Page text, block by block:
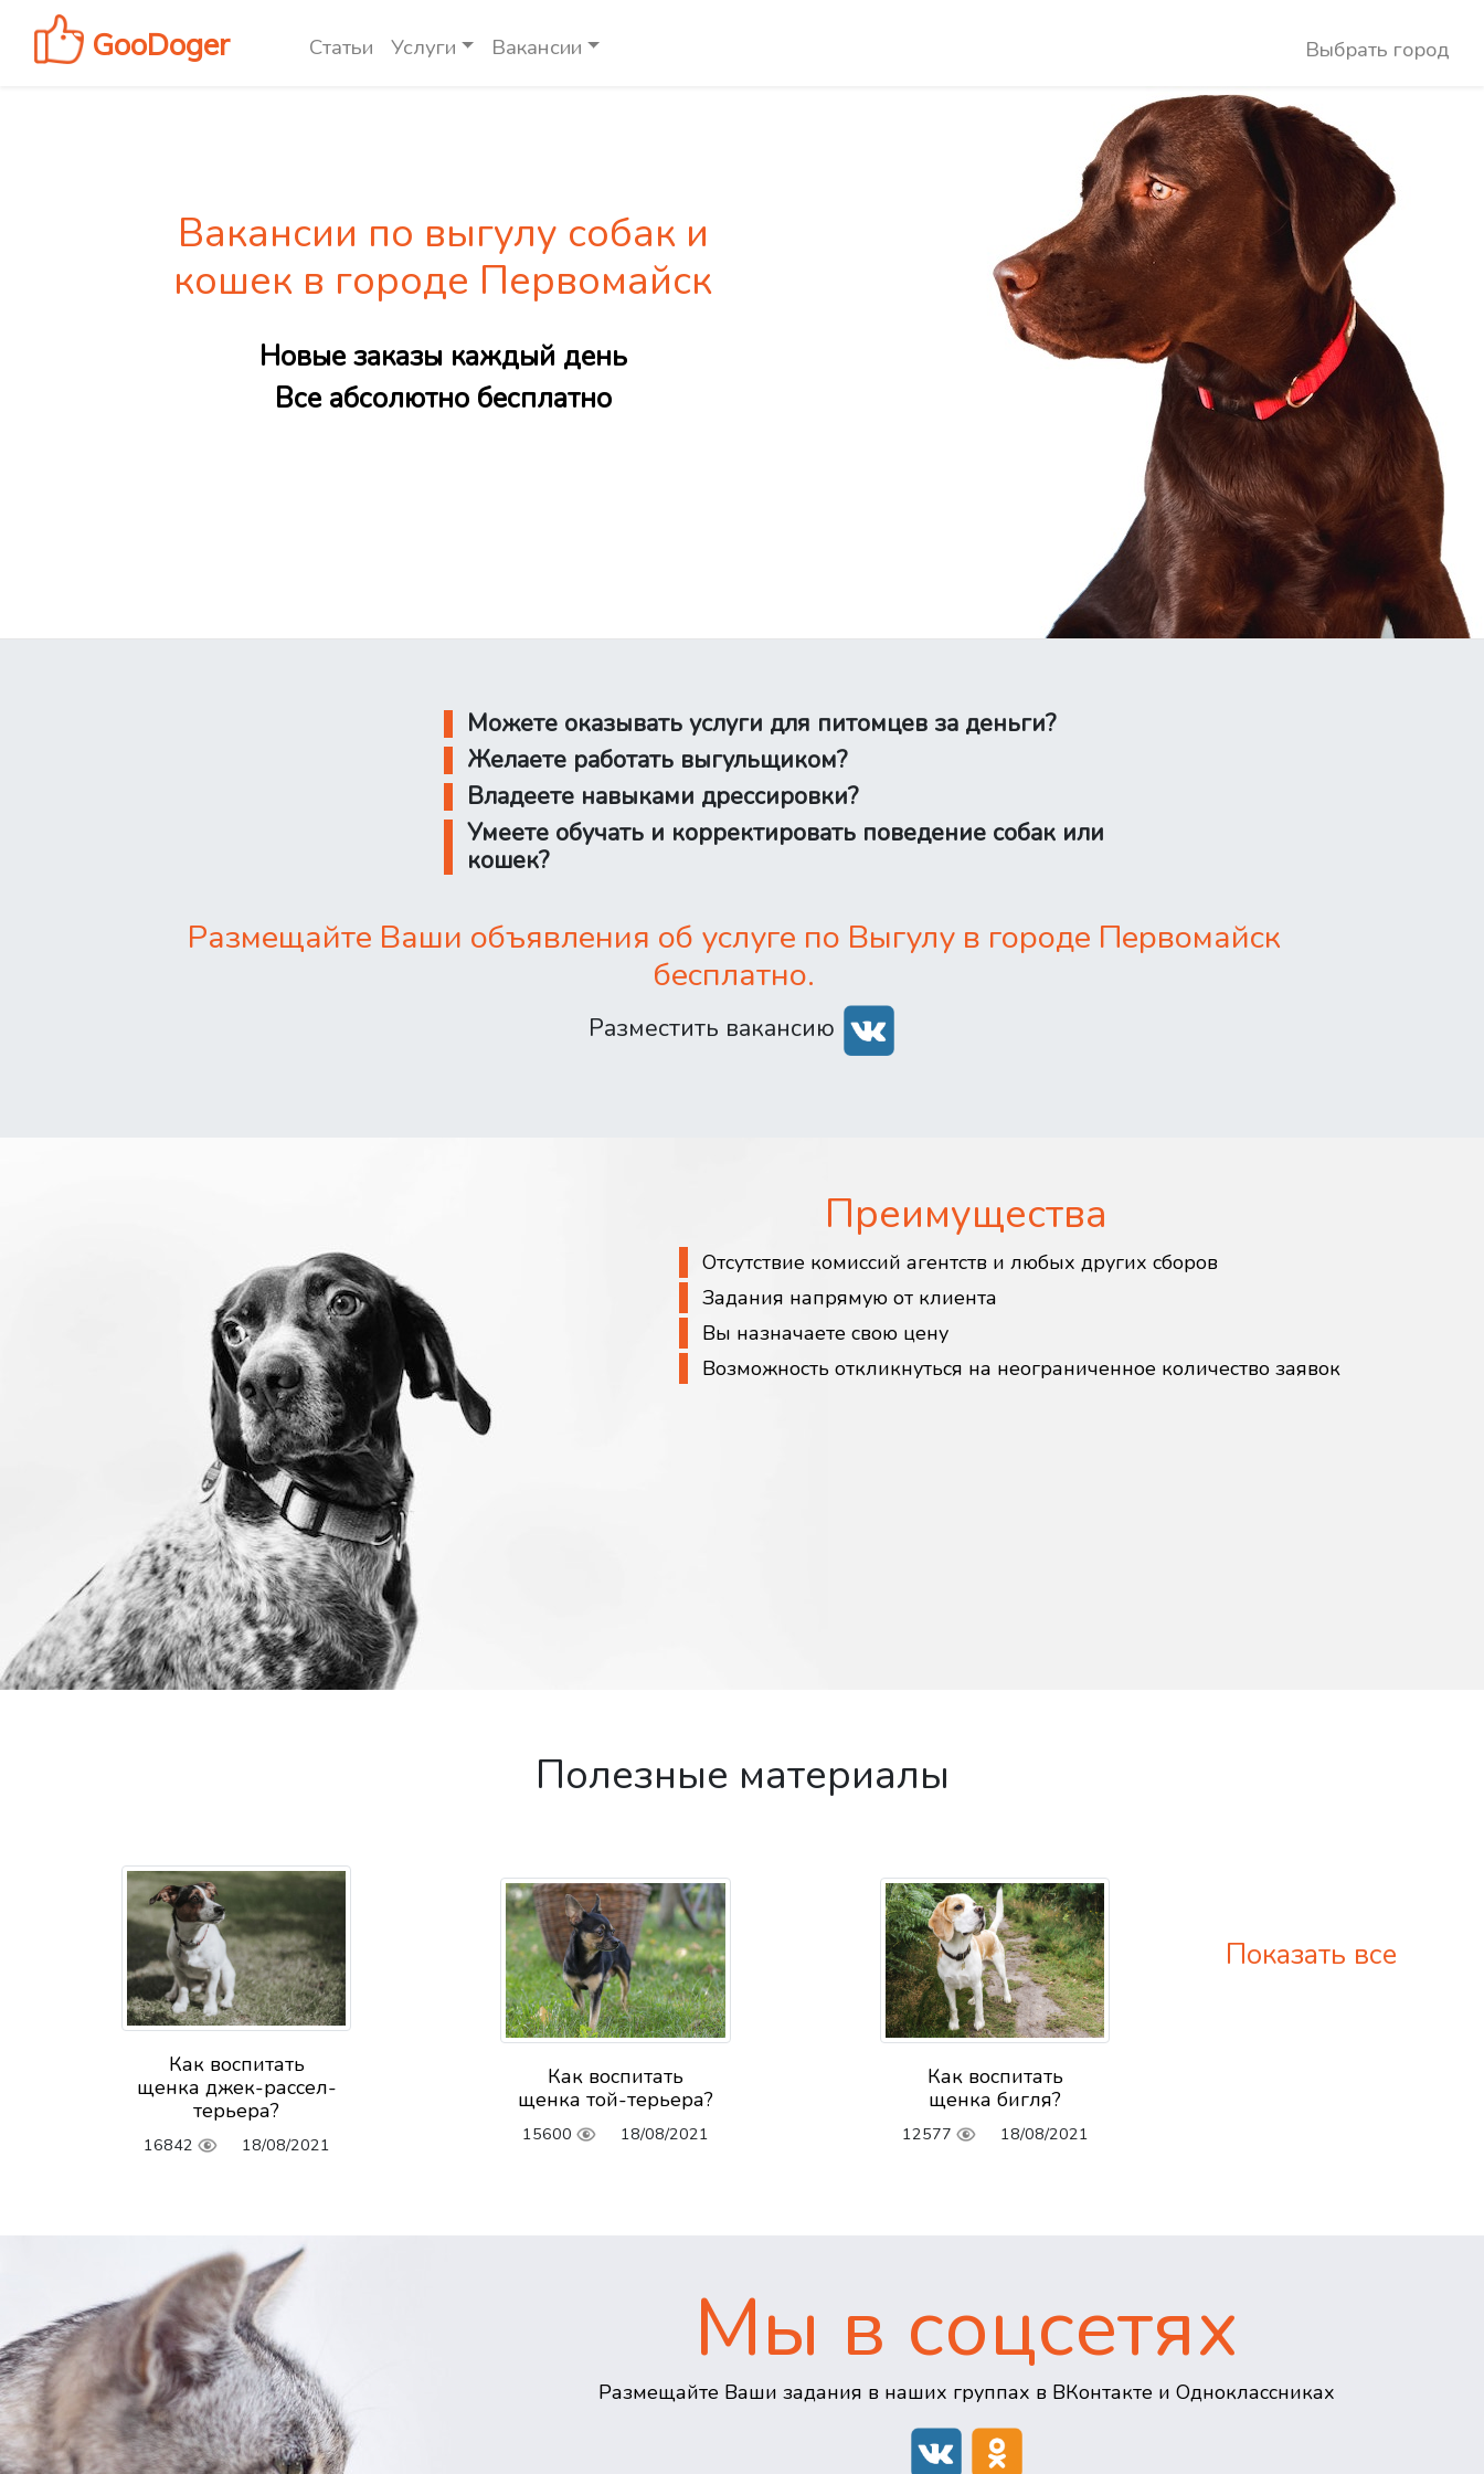
GooDoger Статьи Услуги Вакансии Выбрать город
Вакансии по выгулу собак и
кошек в городе Первомайск
Новые заказы каждый день
Все абсолютно бесплатно
Можете оказывать услуги для питомцев за деньги?
Желаете работать выгульщиком?
Владеете навыками дрессировки?
Умеете обучать и корректировать поведение собак или
кошек?
Размещайте Ваши объявления об услуге по Выгулу в городе Первомайск
бесплатно.
Разместить вакансию
Преимущества
Отсутствие комиссий агентств и любых других сборов
Задания напрямую от клиента
Вы назначаете свою цену
Возможность откликнуться на неограниченное количество заявок
Полезные материалы
Как воспитать
щенка джек-рассел-
терьера?
16842 18/08/2021
Как воспитать
щенка той-терьера?
15600 18/08/2021
Как воспитать
щенка бигля?
12577 18/08/2021
Показать все
Мы в соцсетях
Размещайте Ваши задания в наших группах в ВКонтакте и Одноклассниках